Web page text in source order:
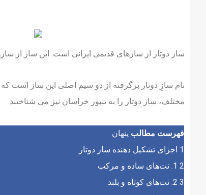
ساز دوتار از سازهای قدیمی ایرانی است. این ساز از
نام سازِ دوتار برگرفته از دو سیم اصلی این ساز است
مختلف، ساز دوتار را به تنبور خراسان نیز می شناختند.
فهرست مطالب پنهان
1 اجزای تشکیل دهنده ساز دوتار
2 1. نت‌های ساده و مرکب
3 2. نت‌های کوتاه و بلند